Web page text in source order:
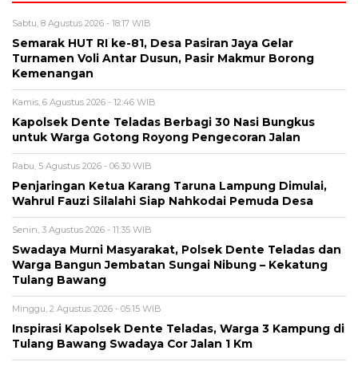
Sabtu, 8 Agustus 2026 - 18:17 WIB
Semarak HUT RI ke-81, Desa Pasiran Jaya Gelar
Turnamen Voli Antar Dusun, Pasir Makmur Borong
Kemenangan
Kamis, 6 Agustus 2026 - 12:46 WIB
Kapolsek Dente Teladas Berbagi 30 Nasi Bungkus
untuk Warga Gotong Royong Pengecoran Jalan
Rabu, 5 Agustus 2026 - 06:30 WIB
Penjaringan Ketua Karang Taruna Lampung Dimulai,
Wahrul Fauzi Silalahi Siap Nahkodai Pemuda Desa
Senin, 3 Agustus 2026 - 11:35 WIB
Swadaya Murni Masyarakat, Polsek Dente Teladas dan
Warga Bangun Jembatan Sungai Nibung – Kekatung
Tulang Bawang
Minggu, 2 Agustus 2026 - 05:15 WIB
Inspirasi Kapolsek Dente Teladas, Warga 3 Kampung di
Tulang Bawang Swadaya Cor Jalan 1 Km